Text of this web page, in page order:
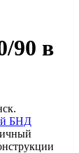
90 в
БНД